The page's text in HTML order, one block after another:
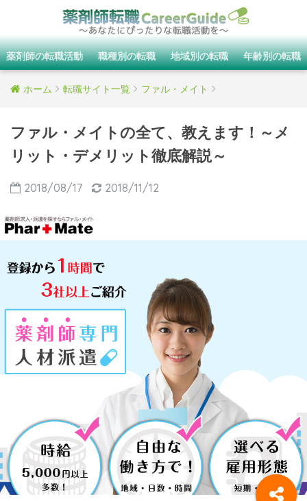
薬剤師の転職活動 職種別の転職 地域別の転職 年齢別の転職
ホーム 転職サイト一覧 ファル・メイト
ファル・メイトの全て、教えます！～メ
リット・デメリット徹底解説～
2018/08/17 2018/11/12